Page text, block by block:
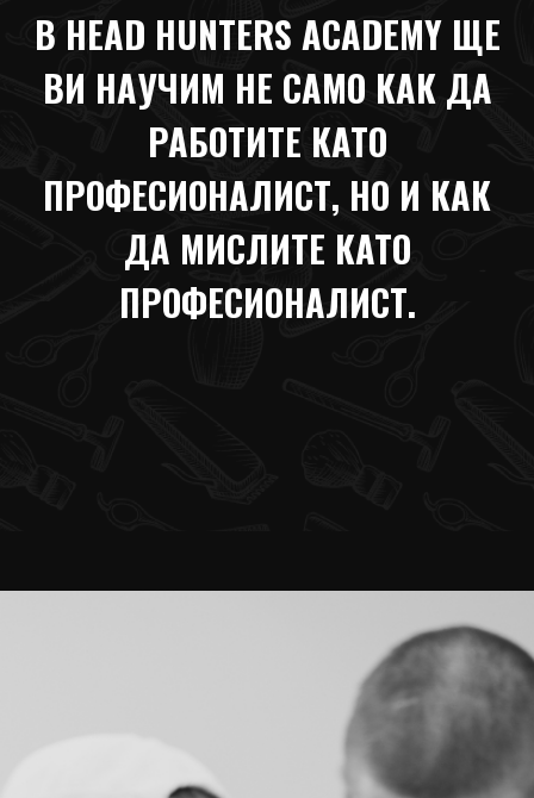
В HEAD HUNTERS ACADEMY ЩЕ
ВИ НАУЧИМ НЕ САМО КАК ДА
РАБОТИТЕ КАТО
ПРОФЕСИОНАЛИСТ, НО И КАК
ДА МИСЛИТЕ КАТО
ПРОФЕСИОНАЛИСТ.